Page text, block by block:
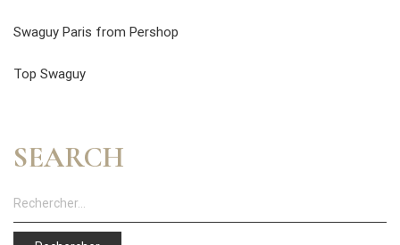
Swaguy Paris from Pershop
Top Swaguy
SEARCH